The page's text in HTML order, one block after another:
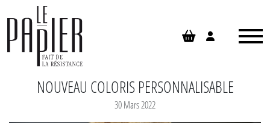
NOUVEAU COLORIS PERSONNALISABLE
30 Mars 2022
Panneau de gestion des cookies